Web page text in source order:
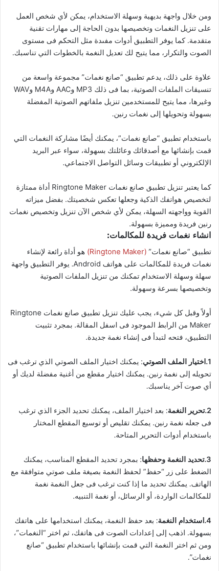
ومن خلال واجهة بديهية وسهلة الاستخدام، يمكن لأي شخص العمل
على تنزيل النغمات وتخصيصها بدون الحاجة إلى مهارات تقنية
متقدمة. كما يوفر التطبيق أدوات مفىدة مثل التحكم فى مستوى
الصوت والتكرار، مما يتيح لك تعديل النغمة بالخطوات التي تناسبك.
علاوة على ذلك، يدعم تطبيق “صانع نغمات” مجموعة واسعة من
تنسيقات الملفات الصوتية، بما فى ذلك MP3 وAAC وM4A وWAV
وغيرها، مما يتيح للمستخدمين تنزيل ملفاتهم الصوتية المفضلة
بسهولة وتحويلها إلى نغمات رنين.
باستخدام تطبيق “صانع نغمات”، يمكنك أيضًا مشاركة النغمات التي
قمت بإنشائها مع أصدقائك وعائلتك بسهولة، سواء عبر البريد
الإلكتروني أو تطبيقات وسائل التواصل الاجتماعي.
كما يعتبر تنزيل تطبيق صانع نغمات Ringtone Maker أداة ممتازة
لتخصيص هواتفك الذكية وجعلها تعكس شخصيتك. بفضل ميزاته
القوية وواجهته السهلة، يمكن لأي شخص الآن تنزيل وتخصيص نغمات
رنين فريدة ومميزة بسهولة.
انشاء نغمات فريدة للمكالمات:
تطبيق “صانع نغمات” (Ringtone Maker)
هو أداة رائعة لإنشاء
نغمات فريدة للمكالمات على هواتف Android. يوفر التطبيق واجهة
سهلة وسهلة الاستخدام تمكنك من تنزيل الملفات الصوتية
وتخصيصها بسرعة وسهولة.
أولاً وقبل كل شيء، يجب عليك تنزيل تطبيق صانع نغمات Ringtone
Maker من الرابط الموجود فى اسفل المقالة. بمجرد تثبيت
التطبيق، فتحه لتبدأ فى إنشاء نغمة جديدة.
1.اختيار الملف الصوتي
: يمكنك اختيار الملف الصوتي الذي ترغب فى
تحويله إلى نغمة رنين. يمكنك اختيار مقطع من أغنية مفضلة لديك أو
أي صوت آخر يناسبك.
2.تحرير النغمة
: بعد اختيار الملف، يمكنك تحديد الجزء الذي ترغب
فى جعله نغمة رنين. يمكنك تقليص أو توسيع المقطع المختار
باستخدام أدوات التحرير المتاحة.
3.تحديد النغمة وحفظها
: بمجرد تحديد المقطع المناسب، يمكنك
الضغط على زر “حفظ” لحفظ النغمة بصيغة ملف صوتي متوافقة مع
الهاتف. يمكنك تحديد ما إذا كنت ترغب فى جعل النغمة نغمة
للمكالمات الواردة، أو الرسائل، أو نغمة التنبيه.
4.استخدام النغمة
: بعد حفظ النغمة، يمكنك استخدامها على هاتفك
بسهولة. اذهب إلى إعدادات الصوت فى هاتفك، ثم اختر “النغمات”،
ومن ثم اختر النغمة التي قمت بإنشائها باستخدام تطبيق “صانع
نغمات”.